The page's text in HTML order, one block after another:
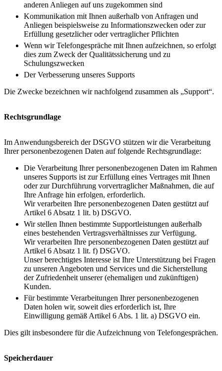
anderen Anliegen auf uns zugekommen sind
Kommunikation mit Ihnen außerhalb von Anfragen und
Anliegen beispielsweise zu Informationszwecken oder zur
Erfüllung gesetzlicher oder vertraglicher Pflichten
Wenn wir Telefongespräche mit Ihnen aufzeichnen, so erfolgt
dies zum Zweck der Qualitätssicherung und zu
Schulungszwecken
Der Verbesserung unseres Supports
Die Zwecke bezeichnen wir nachfolgend zusammen als „Support“.
Rechtsgrundlage
Im Anwendungsbereich der DSGVO stützen wir die Verarbeitung
Ihrer personenbezogenen Daten auf folgende Rechtsgrundlage:
Die Verarbeitung Ihrer personenbezogenen Daten im Rahmen
unseres Supports ist zur Erfüllung eines Vertrages mit Ihnen
oder zur Durchführung vorvertraglicher Maßnahmen, die auf
Ihre Anfrage hin erfolgen, erforderlich.
Wir verarbeiten Ihre personenbezogenen Daten gestützt auf
Artikel 6 Absatz 1 lit. b) DSGVO.
Wir stellen Ihnen bestimmte Supportleistungen außerhalb
eines bestehenden Vertragsverhältnisses zur Verfügung.
Wir verarbeiten Ihre personenbezogenen Daten gestützt auf
Artikel 6 Absatz 1 lit. f) DSGVO.
Unser berechtigtes Interesse ist Ihre Unterstützung bei Fragen
zu unseren Angeboten und Services und die Sicherstellung
der Zufriedenheit unserer (ehemaligen und zukünftigen)
Kunden.
Für bestimmte Verarbeitungen Ihrer personenbezogenen
Daten holen wir, soweit dies erforderlich ist, Ihre
Einwilligung gemäß Artikel 6 Abs. 1 lit. a) DSGVO ein.
Dies gilt insbesondere für die Aufzeichnung von Telefongesprächen.
Speicherdauer